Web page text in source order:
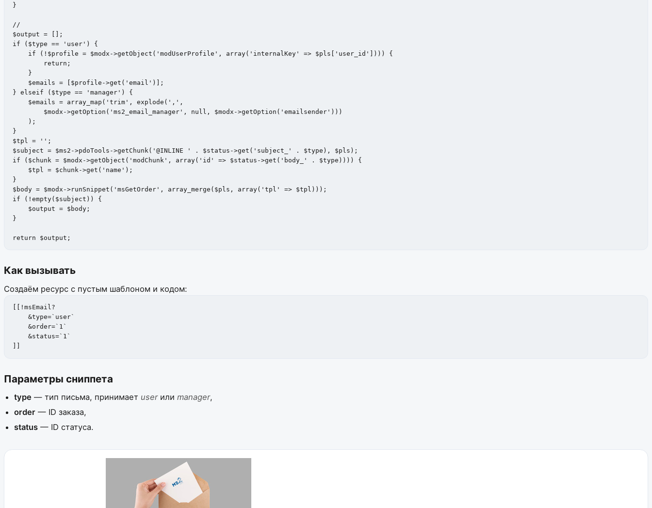
}
//
$output = [];
if ($type == 'user') {
    if (!$profile = $modx->getObject('modUserProfile', array('internalKey' => $pls['user_id']))) {
        return;
    }
    $emails = [$profile->get('email')];
} elseif ($type == 'manager') {
    $emails = array_map('trim', explode(',',
        $modx->getOption('ms2_email_manager', null, $modx->getOption('emailsender')))
    );
}
$tpl = '';
$subject = $ms2->pdoTools->getChunk('@INLINE ' . $status->get('subject_' . $type), $pls);
if ($chunk = $modx->getObject('modChunk', array('id' => $status->get('body_' . $type)))) {
    $tpl = $chunk->get('name');
}
$body = $modx->runSnippet('msGetOrder', array_merge($pls, array('tpl' => $tpl)));
if (!empty($subject)) {
    $output = $body;
}
return $output;
Как вызывать
Создаём ресурс с пустым шаблоном и кодом:
[[!msEmail?
    &type=`user`
    &order=`1`
    &status=`1`
Параметры сниппета
type — тип письма, принимает userили manager,
order— ID заказа,
status— ID статуса.